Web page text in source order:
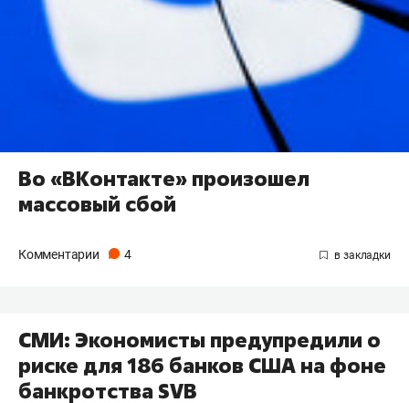
Во «ВКонтакте» произошел
массовый сбой
Комментарии 4
СМИ: Экономисты предупредили о
риске для 186 банков США на фоне
банкротства SVB